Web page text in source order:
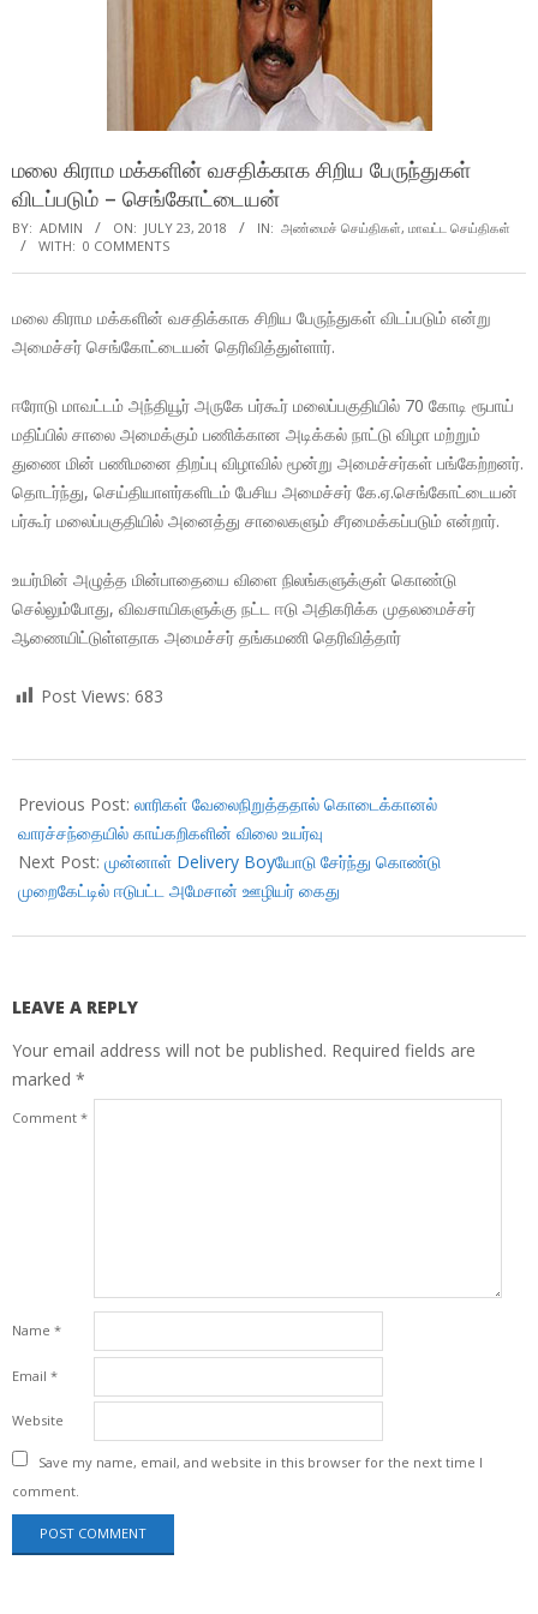
மலை கிராம மக்களின் வசதிக்காக சிறிய பேருந்துகள்
விடப்படும் – செங்கோட்டையன்
BY: ADMIN ON: JULY 23, 2018 IN: அண்மைச் செய்திகள், மாவட்ட செய்திகள்
WITH: 0 COMMENTS
மலை கிராம மக்களின் வசதிக்காக சிறிய பேருந்துகள் விடப்படும் என்று
அமைச்சர் செங்கோட்டையன் தெரிவித்துள்ளார்.
ஈரோடு மாவட்டம் அந்தியூர் அருகே பர்கூர் மலைப்பகுதியில் 70 கோடி ரூபாய்
மதிப்பில் சாலை அமைக்கும் பணிக்கான அடிக்கல் நாட்டு விழா மற்றும்
துணை மின் பணிமனை திறப்பு விழாவில் மூன்று அமைச்சர்கள் பங்கேற்றனர்.
தொடர்ந்து, செய்தியாளர்களிடம் பேசிய அமைச்சர் கே.ஏ.செங்கோட்டையன்
பர்கூர் மலைப்பகுதியில் அனைத்து சாலைகளும் சீரமைக்கப்படும் என்றார்.
உயர்மின் அழுத்த மின்பாதையை விளை நிலங்களுக்குள் கொண்டு
செல்லும்போது, விவசாயிகளுக்கு நட்ட ஈடு அதிகரிக்க முதலமைச்சர்
ஆணையிட்டுள்ளதாக அமைச்சர் தங்கமணி தெரிவித்தார்
Post Views: 683
07-
23
Previous Post: லாரிகள் வேலைநிறுத்ததால் கொடைக்கானல்
வாரச்சந்தையில் காய்கறிகளின் விலை உயர்வு
Next Post: முன்னாள் Delivery Boyயோடு சேர்ந்து கொண்டு
முறைகேட்டில் ஈடுபட்ட அமேசான் ஊழியர் கைது
LEAVE A REPLY
Your email address will not be published. Required fields are
marked *
Comment *
Name *
Email *
Website
Save my name, email, and website in this browser for the next time I
comment.